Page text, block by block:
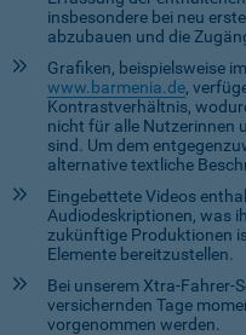
insbesondere bei neu
abzubauen und die
Grafiken, beispielsweise
www.barmenia.de,
Kontrastverhältnis,
nicht für alle Nutzerinnen
sind. Um dem
alternative textliche
Eingebettete Videos
Audiodeskriptionen, was
zukünftige Produktionen
Elemente bereitzustellen.
Bei unserem Xtra-Fahrer-
versichernden Tage
vorgenommen werden.